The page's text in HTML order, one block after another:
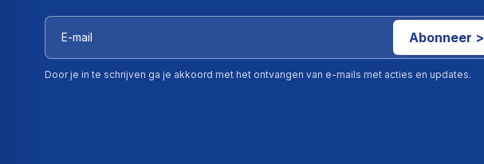
Abonneer >
Door je in te schrijven ga je akkoord met het ontvangen van e-mails met acties en updates.